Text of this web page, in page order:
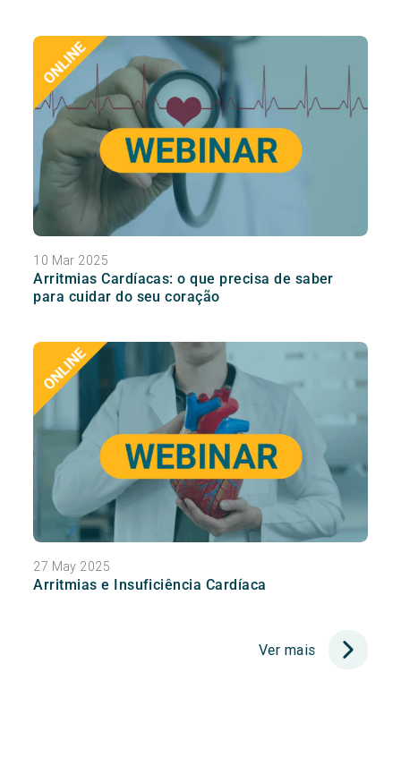
10 Mar 2025
Arritmias Cardíacas: o que precisa de saber
para cuidar do seu coração
27 May 2025
Arritmias e Insuficiência Cardíaca
Ver mais